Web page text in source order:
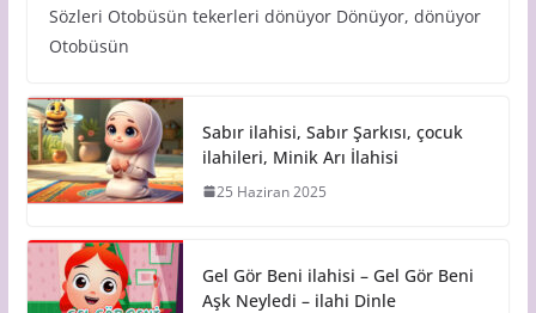
Sözleri Otobüsün tekerleri dönüyor Dönüyor, dönüyor
Otobüsün
Sabır ilahisi, Sabır Şarkısı, çocuk
ilahileri, Minik Arı İlahisi
25 Haziran 2025
Gel Gör Beni ilahisi – Gel Gör Beni
Aşk Neyledi – ilahi Dinle